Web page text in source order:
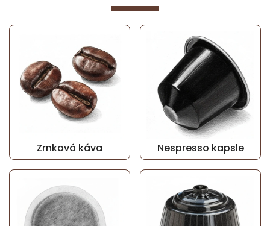
Zrnková káva Nespresso kapsle